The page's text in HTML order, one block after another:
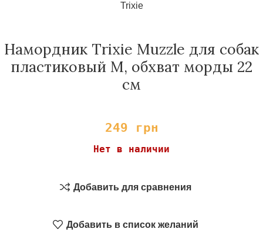
Trixie
Намордник Trixie Muzzle для собак
пластиковый M, обхват морды 22
см
249 грн
Нет в наличии
Добавить для сравнения
Добавить в список желаний